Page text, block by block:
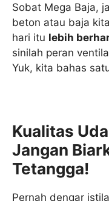
Sobat Mega Baja,
beton atau baja
hari itu lebih
sinilah peran
Yuk, kita bahas
Kualitas
Jangan
Tetangga!
Pernah dengar